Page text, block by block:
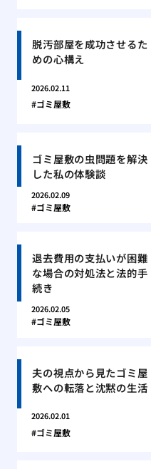
脱汚部屋を成功させるた
めの心構え
2026.02.11
ゴミ屋敷
ゴミ屋敷の虫問題を解決
した私の体験談
2026.02.09
ゴミ屋敷
退去費用の支払いが困難
な場合の対処法と法的手
続き
2026.02.05
ゴミ屋敷
夫の視点から見たゴミ屋
敷への転落と沈黙の生活
2026.02.01
ゴミ屋敷